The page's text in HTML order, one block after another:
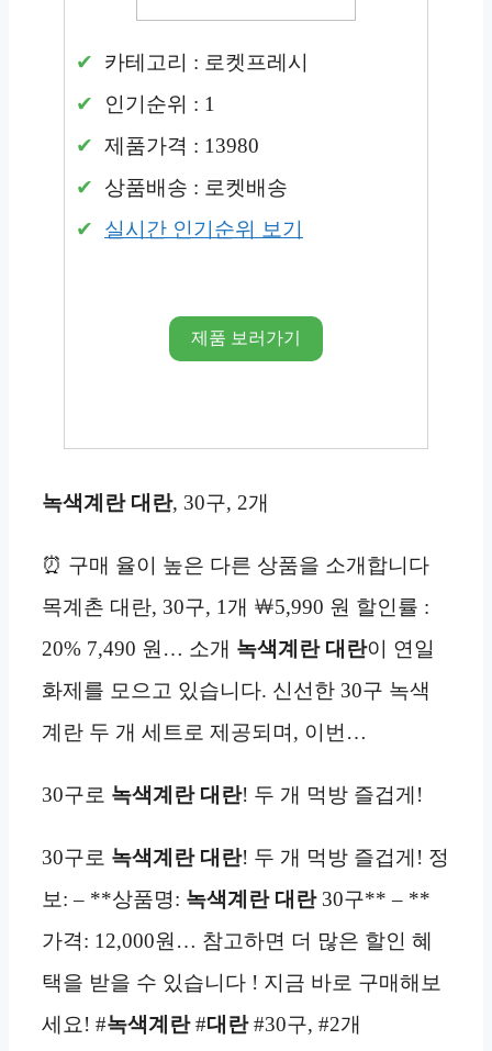
카테고리 : 로켓프레시
인기순위 : 1
제품가격 : 13980
상품배송 : 로켓배송
실시간 인기순위 보기
제품 보러가기
녹색계란 대란, 30구, 2개
⏰ 구매 율이 높은 다른 상품을 소개합니다
목계촌 대란, 30구, 1개 ￦5,990 원 할인률 :
20% 7,490 원… 소개 녹색계란 대란이 연일
화제를 모으고 있습니다. 신선한 30구 녹색
계란 두 개 세트로 제공되며, 이번…
30구로 녹색계란 대란! 두 개 먹방 즐겁게!
30구로 녹색계란 대란! 두 개 먹방 즐겁게! 정
보: – **상품명: 녹색계란 대란30구** – **
가격: 12,000원… 참고하면 더 많은 할인 혜
택을 받을 수 있습니다 ! 지금 바로 구매해보
세요! #녹색계란#대란#30구, #2개